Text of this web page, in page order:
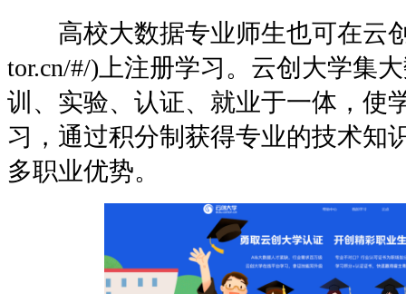
高校大数据专业师生也可在云创
tor.cn/#/)上注册学习。云创大学集
训、实验、认证、就业于一体，使
习，通过积分制获得专业的技术知
多职业优势。